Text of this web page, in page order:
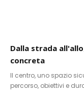
Dalla strada
concreta
Il centro, uno spazio
percorso, obiettivi e